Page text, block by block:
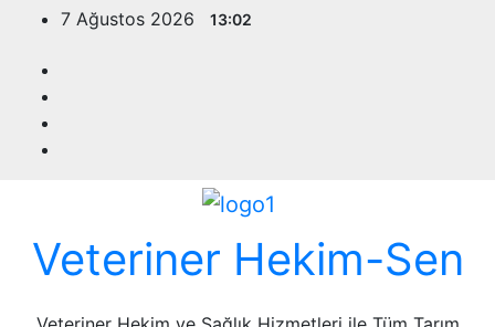
content
7 Ağustos 2026 13:02
Veteriner Hekim-Sen